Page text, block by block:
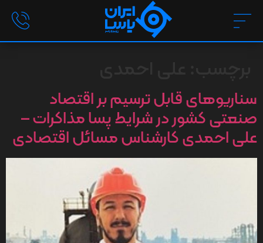
سناریوهای قابل ترسیم بر اقتصاد
صنعتی کشور در شرایط پسا مذاکرات –
علی احمدی کارشناس مسائل اقتصادی